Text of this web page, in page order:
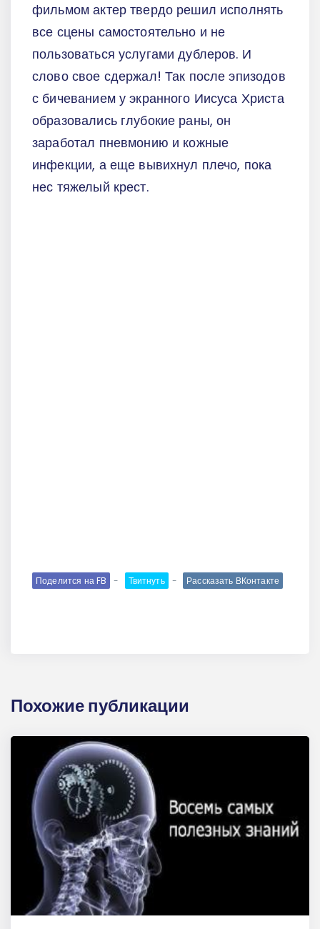
фильмом актер твердо решил исполнять
все сцены самостоятельно и не
пользоваться услугами дублеров. И
слово свое сдержал! Так после эпизодов
с бичеванием у экранного Иисуса Христа
образовались глубокие раны, он
заработал пневмонию и кожные
инфекции, а еще вывихнул плечо, пока
нес тяжелый крест.
Поделится на FB Твитнуть Рассказать ВКонтакте
Похожие публикации